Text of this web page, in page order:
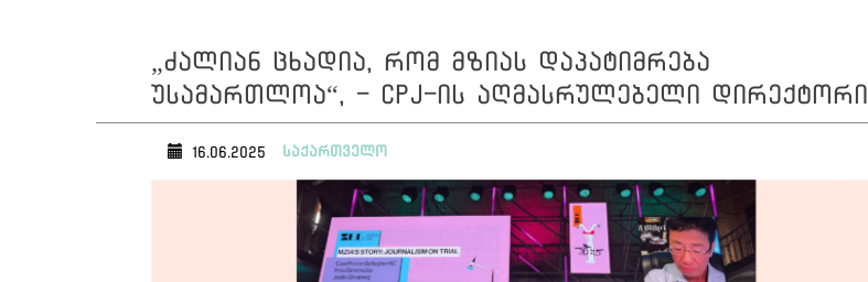
„ძალიან ცხადია, რომ მზიას დაპატიმრება
უსამართლოა“, - CPJ-ის აღმასრულებელი დირექტორი
16.06.2025 საქართველო